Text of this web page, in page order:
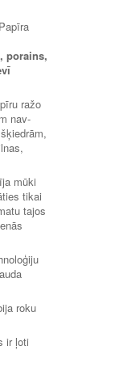
porains,
ražo
nav-
mūki
tikai
tajos
roku
ir ļoti